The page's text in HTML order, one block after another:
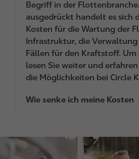
Begriff in der
ausgedrückt handelt es sich
Kosten für die Wartung der
Infrastruktur, die
Fällen für den Kraftstoff. Um
lesen Sie weiter und
die Möglichkeiten bei Circle
Wie senke ich meine Kosten